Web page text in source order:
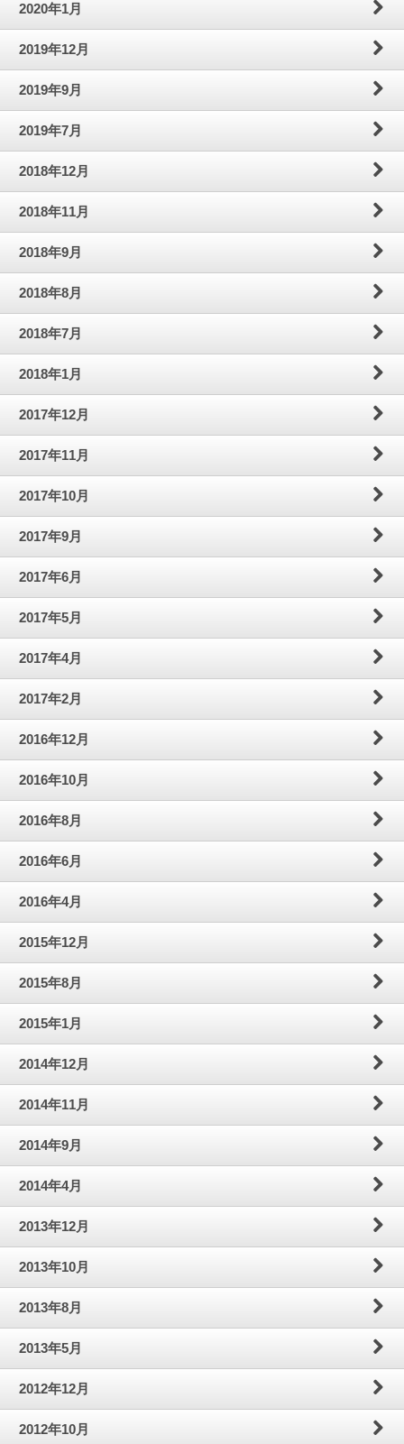
2020年1月
2019年12月
2019年9月
2019年7月
2018年12月
2018年11月
2018年9月
2018年8月
2018年7月
2018年1月
2017年12月
2017年11月
2017年10月
2017年9月
2017年6月
2017年5月
2017年4月
2017年2月
2016年12月
2016年10月
2016年8月
2016年6月
2016年4月
2015年12月
2015年8月
2015年1月
2014年12月
2014年11月
2014年9月
2014年4月
2013年12月
2013年10月
2013年8月
2013年5月
2012年12月
2012年10月